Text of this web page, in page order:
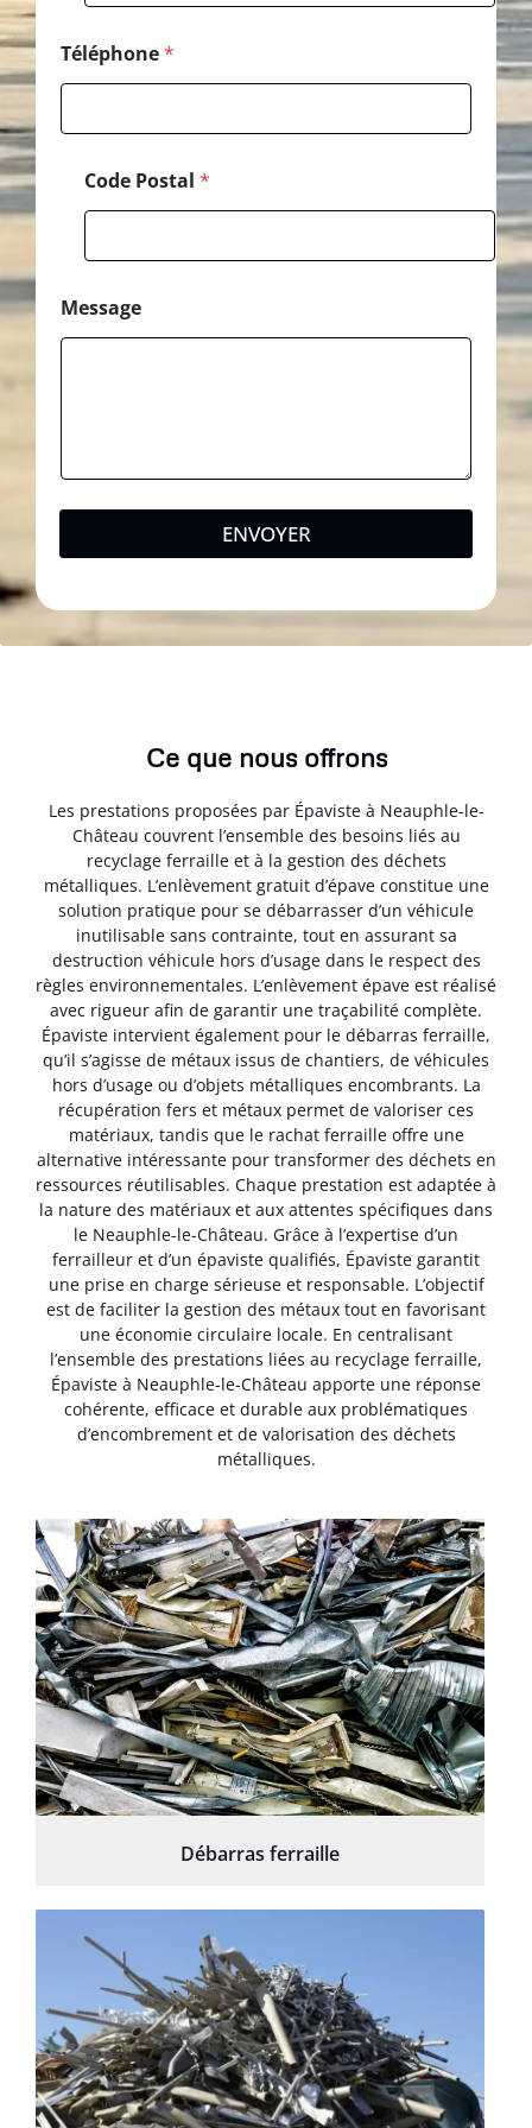
o
m
Téléphone*
Code Postal *
Message
ENVOYER
Ce que nous offrons
Les prestations proposées par Épaviste à Neauphle-le-
Château couvrent l’ensemble des besoins liés au
recyclage ferraille et à la gestion des déchets
métalliques. L’enlèvement gratuit d’épave constitue une
solution pratique pour se débarrasser d’un véhicule
inutilisable sans contrainte, tout en assurant sa
destruction véhicule hors d’usage dans le respect des
règles environnementales. L’enlèvement épave est réalisé
avec rigueur afin de garantir une traçabilité complète.
Épaviste intervient également pour le débarras ferraille,
qu’il s’agisse de métaux issus de chantiers, de véhicules
hors d’usage ou d’objets métalliques encombrants. La
récupération fers et métaux permet de valoriser ces
matériaux, tandis que le rachat ferraille offre une
alternative intéressante pour transformer des déchets en
ressources réutilisables. Chaque prestation est adaptée à
la nature des matériaux et aux attentes spécifiques dans
le Neauphle-le-Château. Grâce à l’expertise d’un
ferrailleur et d’un épaviste qualifiés, Épaviste garantit
une prise en charge sérieuse et responsable. L’objectif
est de faciliter la gestion des métaux tout en favorisant
une économie circulaire locale. En centralisant
l’ensemble des prestations liées au recyclage ferraille,
Épaviste à Neauphle-le-Château apporte une réponse
cohérente, efficace et durable aux problématiques
d’encombrement et de valorisation des déchets
métalliques.
Débarras ferraille